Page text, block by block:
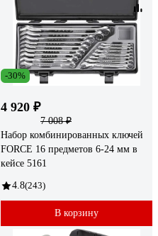
-30%
4 920 ₽
7 008 ₽
Набор комбинированных ключей
FORCE 16 предметов 6-24 мм в
кейсе 5161
4.8(243)
В корзину